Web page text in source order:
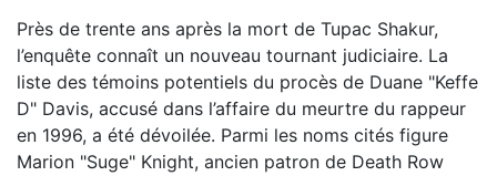
Près de trente ans après la mort de Tupac Shakur,
l’enquête connaît un nouveau tournant judiciaire. La
liste des témoins potentiels du procès de Duane "Keffe
D" Davis, accusé dans l’affaire du meurtre du rappeur
en 1996, a été dévoilée. Parmi les noms cités figure
Marion "Suge" Knight, ancien patron de Death Row